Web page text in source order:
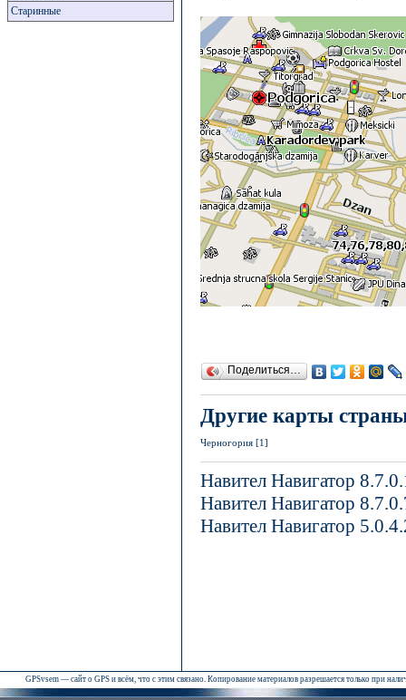
Старинные
Поделиться…
Другие карты
Черногория [1]
Навител Навигатор
Навител Навигатор
Навител Навигатор
GPSvsem — сайт о GPS и всём, что с этим связано. Копирование материалов разрешается только при